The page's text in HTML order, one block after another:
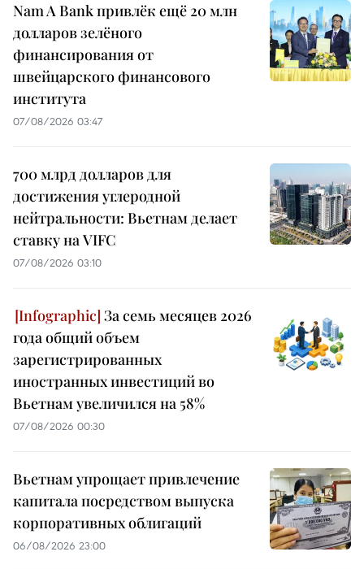
Nam A Bank привлёк ещё 20 млн
долларов зелёного
финансирования от
швейцарского финансового
института
07/08/2026 03:47
700 млрд долларов для
достижения углеродной
нейтральности: Вьетнам делает
ставку на VIFC
07/08/2026 03:10
За семь месяцев 2026
года общий объем
зарегистрированных
иностранных инвестиций во
Вьетнам увеличился на 58%
07/08/2026 00:30
Вьетнам упрощает привлечение
капитала посредством выпуска
корпоративных облигаций
06/08/2026 23:00